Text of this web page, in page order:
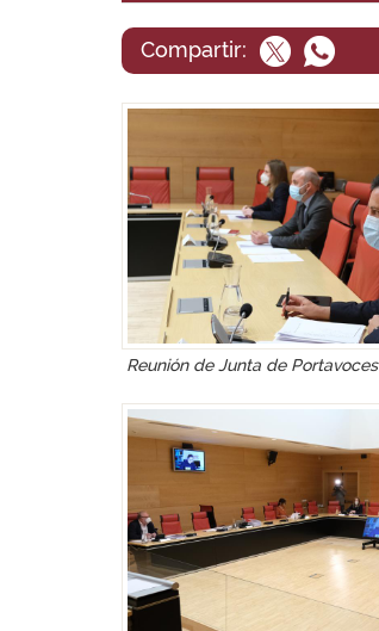
Compartir:
Reunión de Junta de Portavoces